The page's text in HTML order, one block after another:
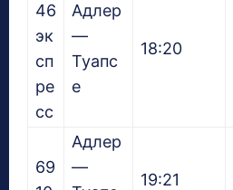
46
эк
сп
ре
сс
Адлер
—
Туапс
е
18:20
69
Адлер
—
19:21